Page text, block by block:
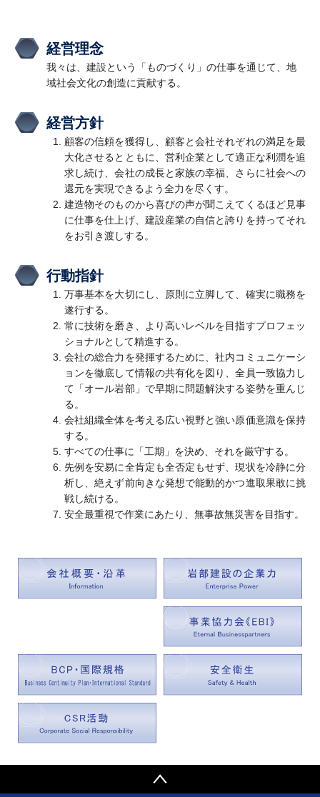
経営理念
我々は、建設という「ものづくり」の仕事を通じて、地
域社会文化の創造に貢献する。
経営方針
顧客の信頼を獲得し、顧客と会社それぞれの満足を最
大化させるとともに、営利企業として適正な利潤を追
求し続け、会社の成長と家族の幸福、さらに社会への
還元を実現できるよう全力を尽くす。
建造物そのものから喜びの声が聞こえてくるほど見事
に仕事を仕上げ、建設産業の自信と誇りを持ってそれ
をお引き渡しする。
行動指針
万事基本を大切にし、原則に立脚して、確実に職務を
遂行する。
常に技術を磨き、より高いレベルを目指すプロフェッ
ショナルとして精進する。
会社の総合力を発揮するために、社内コミュニケーシ
ョンを徹底して情報の共有化を図り、全員一致協力し
て「オール岩部」で早期に問題解決する姿勢を重んじ
る。
会社組織全体を考える広い視野と強い原価意識を保持
する。
すべての仕事に「工期」を決め、それを厳守する。
先例を安易に全肯定も全否定もせず、現状を冷静に分
析し、絶えず前向きな発想で能動的かつ進取果敢に挑
戦し続ける。
安全最重視で作業にあたり、無事故無災害を目指す。